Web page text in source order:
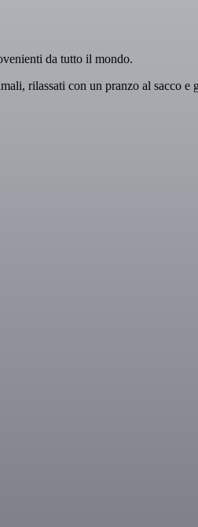
da tutto il mondo.
rilassati con un pranzo al sacco e